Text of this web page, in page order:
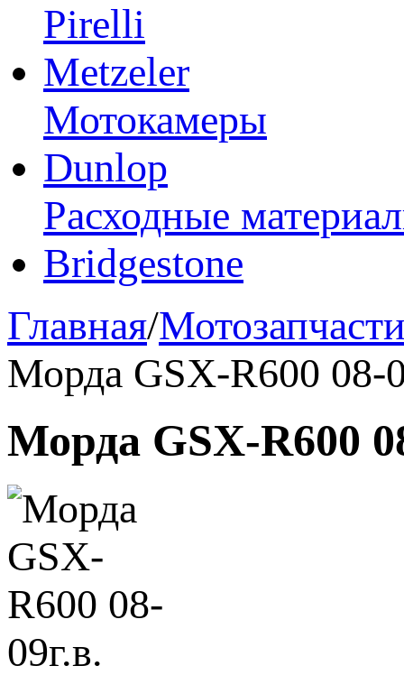
Pirelli
Metzeler
Мотокамеры
Dunlop
Расходные
Bridgestone
Главная/
Морда GSX-R600 08-
Морда GSX-R600